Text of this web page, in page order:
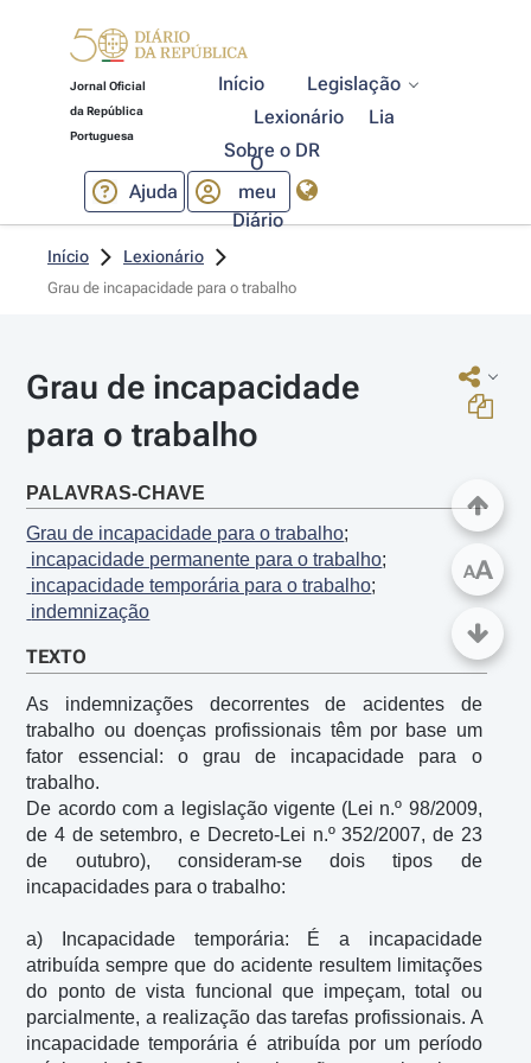
Jornal Oficial
da República
Portuguesa
Início
Legislação
Lexionário
Lia
Sobre o DR
Ajuda
O
meu
Diário
Início Lexionário
Grau de incapacidade para o trabalho
Grau de incapacidade
para o trabalho
PALAVRAS-CHAVE
Grau de incapacidade para o trabalho;
incapacidade permanente para o trabalho;
incapacidade temporária para o trabalho;
indemnização
TEXTO
As indemnizações decorrentes de acidentes de
trabalho ou doenças profissionais têm por base um
fator essencial: o grau de incapacidade para o
trabalho.
De acordo com a legislação vigente (Lei n.º 98/2009,
de 4 de setembro, e Decreto-Lei n.º 352/2007, de 23
de outubro), consideram-se dois tipos de
incapacidades para o trabalho:
a) Incapacidade temporária: É a incapacidade
atribuída sempre que do acidente resultem limitações
do ponto de vista funcional que impeçam, total ou
parcialmente, a realização das tarefas profissionais. A
incapacidade temporária é atribuída por um período
AA